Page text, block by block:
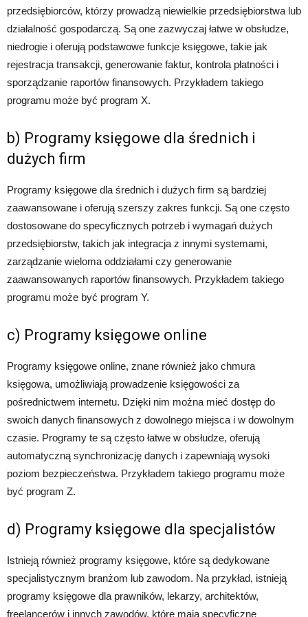
przedsiębiorców, którzy prowadzą niewielkie przedsiębiorstwa lub
działalność gospodarczą. Są one zazwyczaj łatwe w obsłudze,
niedrogie i oferują podstawowe funkcje księgowe, takie jak
rejestracja transakcji, generowanie faktur, kontrola płatności i
sporządzanie raportów finansowych. Przykładem takiego
programu może być program X.
b) Programy księgowe dla średnich i
dużych firm
Programy księgowe dla średnich i dużych firm są bardziej
zaawansowane i oferują szerszy zakres funkcji. Są one często
dostosowane do specyficznych potrzeb i wymagań dużych
przedsiębiorstw, takich jak integracja z innymi systemami,
zarządzanie wieloma oddziałami czy generowanie
zaawansowanych raportów finansowych. Przykładem takiego
programu może być program Y.
c) Programy księgowe online
Programy księgowe online, znane również jako chmura
księgowa, umożliwiają prowadzenie księgowości za
pośrednictwem internetu. Dzięki nim można mieć dostęp do
swoich danych finansowych z dowolnego miejsca i w dowolnym
czasie. Programy te są często łatwe w obsłudze, oferują
automatyczną synchronizację danych i zapewniają wysoki
poziom bezpieczeństwa. Przykładem takiego programu może
być program Z.
d) Programy księgowe dla specjalistów
Istnieją również programy księgowe, które są dedykowane
specjalistycznym branżom lub zawodom. Na przykład, istnieją
programy księgowe dla prawników, lekarzy, architektów,
freelancerów i innych zawodów, które mają specyficzne